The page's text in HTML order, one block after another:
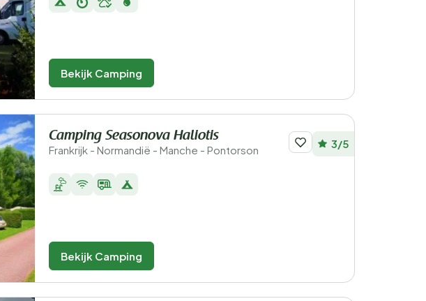
Bekijk Camping
Camping Seasonova Haliotis
Frankrijk - Normandië - Manche - Pontorson 3/5
Bekijk Camping